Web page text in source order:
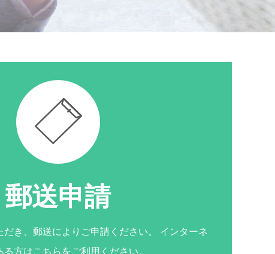
郵送申請
だき、郵送によりご申請ください。 インターネ
方はこちらをご利用ください。